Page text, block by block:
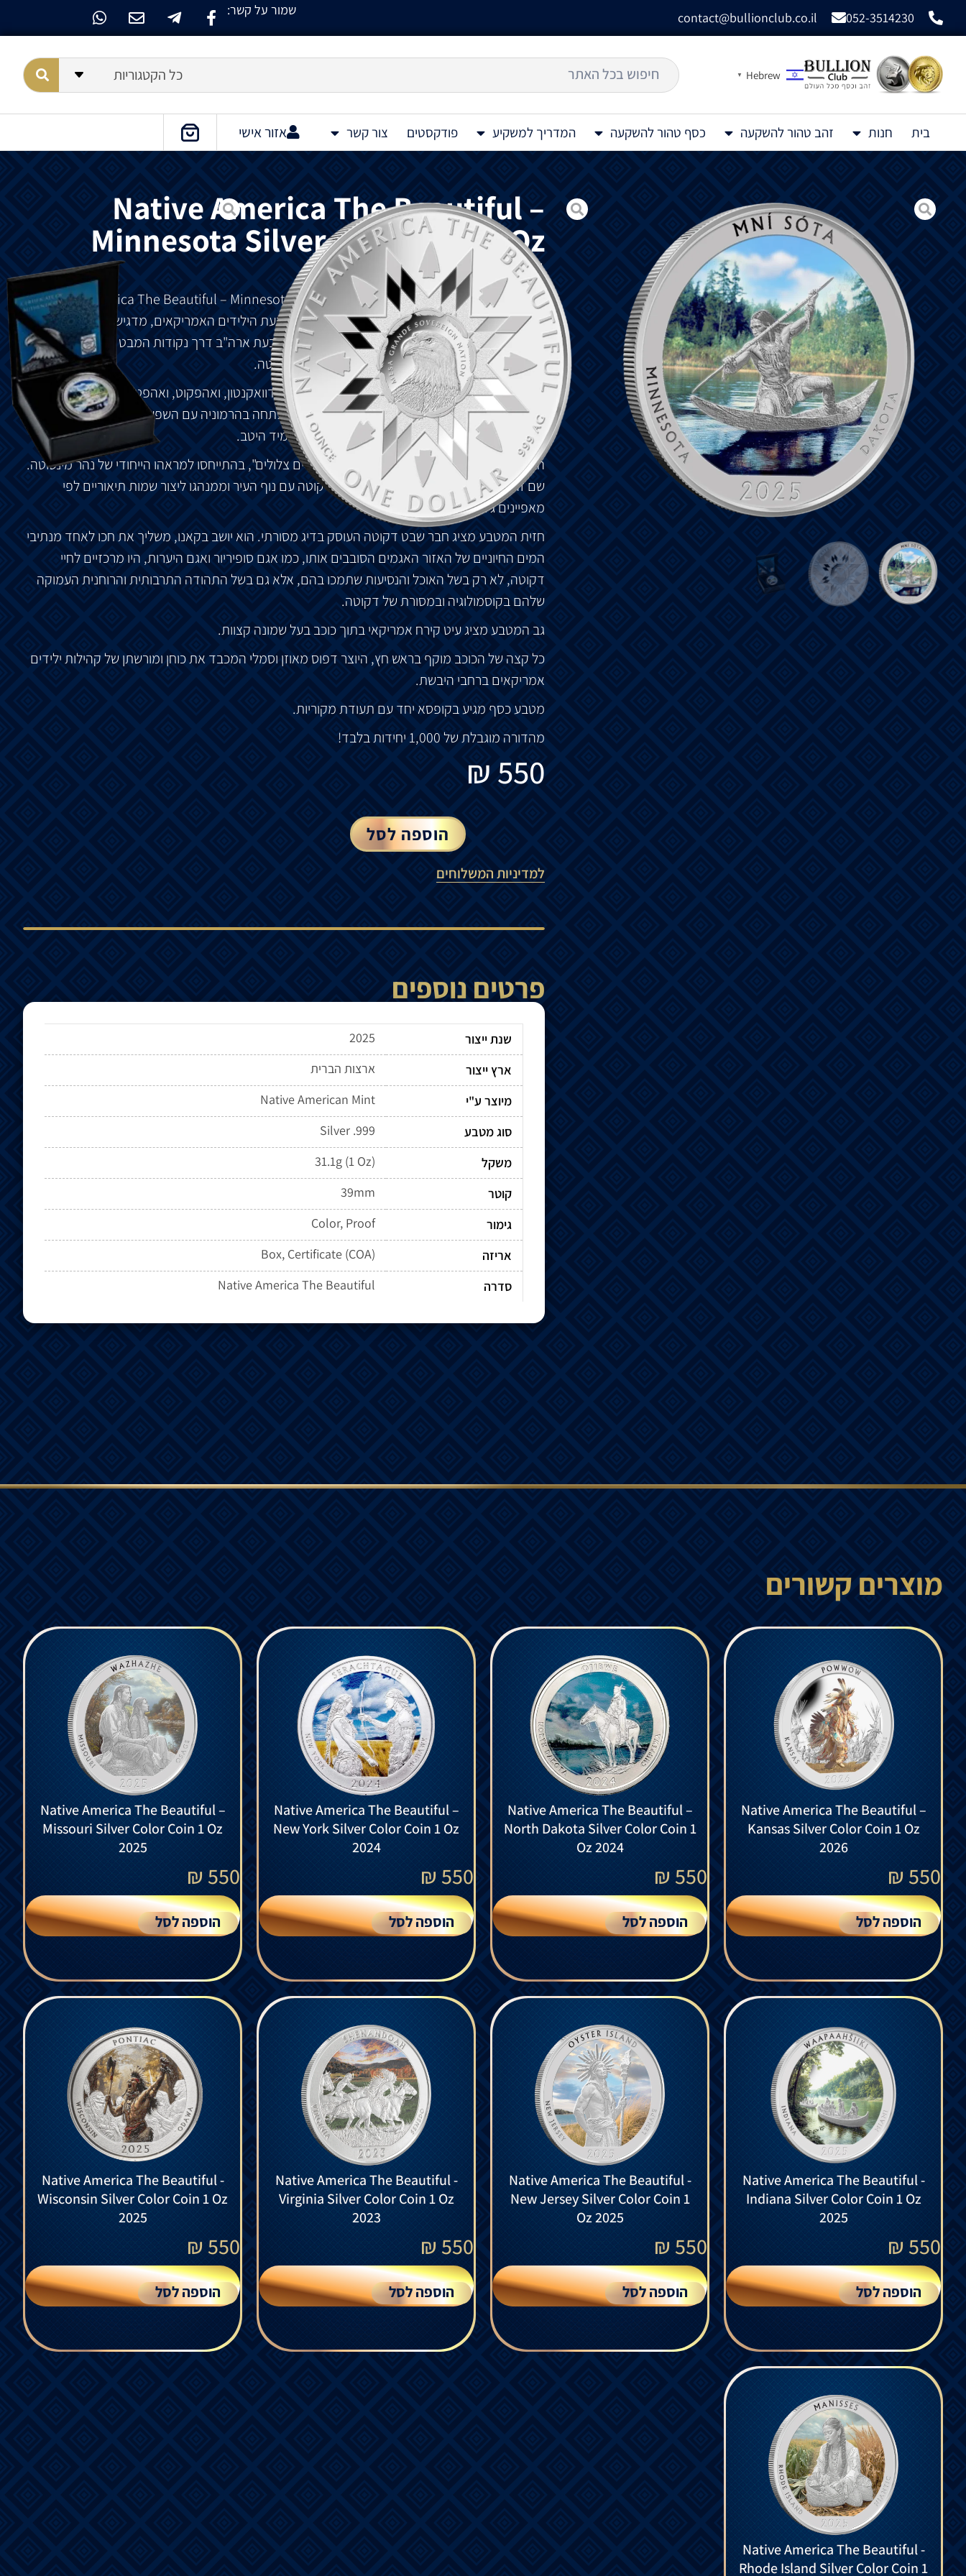
052-3514230
contact@bullionclub.co.il שמור על קשר:
Hebrew
▼ כל הקטגוריות
בית חנות זהב טהור להשקעה כסף טהור להשקעה המדריך למשקיע פודקסטים צור קשר אזור אישי
Native America The Beautiful –
Minnesota Silver Color Coin 1 Oz
2025
מטבע כסף צבעוני Native AmericaThe Beautiful – MinnesotaSilver Color Coin 1 Oz 2025
מסדרת "אמריקה הילידית היפה", שנוצרה על ידי מטבעת הילידים האמריקאים, מדגישה מקומות
היסטוריים ונושאים של תוכנית "אמריקה היפה" של מטבעת ארה"ב דרך נקודות המבט של העמים
הילידים של צפון אמריקה. זוהי מהדורה ה-41 של מינסוטה.
עמי הדקוטה, המורכבים מארבע הקבוצות העיקריות מדוואקנטון, ואהפקוט, ואהפטון וסיסטון, חיים במה
שהוא כיום מינסוטה במשך דורות. החברה שלהם התפתחה בהרמוניה עם השפע הטבעי המצוי בערבות,
באגמים ובנהרות האזור, ויצרה אורח חיים מותאם ועמיד היטב.
הביטוי "מני סוטה" מדקוטה מתורגם ל"מים כחולים צלולים", בהתייחסו למראהו הייחודי של נהר מינסוטה.
שם זה נבע מהיכרותם המעמיקה של אנשי דקוטה עם נוף העיר וממנהגו ליצור שמות תיאוריים לפי
מאפיינים גיאוגרפיים.
חזית המטבע מציג חבר שבט דקוטה העוסק בדיג מסורתי. הוא יושב בקאנו, משליך את חכו לאחד מנתיבי
המים החיוניים של האזור האגמים הסובבים אותו, כמו אגם סופיריור ואגם היערות, היו מרכזיים לחיי
דקוטה, לא רק בשל האוכל והנסיעות שתמכו בהם, אלא גם בשל התהודה התרבותית והרוחנית העמוקה
שלהם בקוסמולוגיה ובמסורת של דקוטה.
גב המטבע מציג עיט קירח אמריקאי בתוך כוכב בעל שמונה קצוות.
כל קצה של הכוכב מוקף בראש חץ, היוצר דפוס מאוזן וסמלי המכבד את כוחן ומורשתן של קהילות ילידים
אמריקאים ברחבי היבשת.
מטבע כסף מגיע בקופסא יחד עם תעודת מקוריות.
מהדורה מוגבלת של 1,000 יחידות בלבד!
550
₪
הוספה לסל
למדיניות המשלוחים
פרטים נוספים
שנת ייצור
2025
ארץ ייצור
ארצות הברית
מיוצר ע"י
Native American Mint
סוג מטבע
Silver .999
משקל
31.1g (1 Oz)
קוטר
39mm
גימור
Color, Proof
אריזה
Box, Certificate (COA)
סדרה
Native America The Beautiful
מוצרים קשורים
Native America The Beautiful –
Kansas Silver Color Coin 1 Oz
2026
550
₪
הוספה לסל
Native America The Beautiful –
North Dakota Silver Color Coin 1
Oz 2024
550
₪
הוספה לסל
Native America The Beautiful –
New York Silver Color Coin 1 Oz
2024
550
₪
הוספה לסל
Native America The Beautiful –
Missouri Silver Color Coin 1 Oz
2025
550
₪
הוספה לסל
Native America The Beautiful -
Indiana Silver Color Coin 1 Oz
2025
550
₪
הוספה לסל
Native America The Beautiful -
New Jersey Silver Color Coin 1
Oz 2025
550
₪
הוספה לסל
Native America The Beautiful -
Virginia Silver Color Coin 1 Oz
2023
550
₪
הוספה לסל
Native America The Beautiful -
Wisconsin Silver Color Coin 1 Oz
2025
550
₪
הוספה לסל
Native America The Beautiful -
Rhode Island Silver Color Coin 1